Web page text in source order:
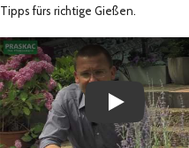
Tipps fürs richtige Gießen.
Play